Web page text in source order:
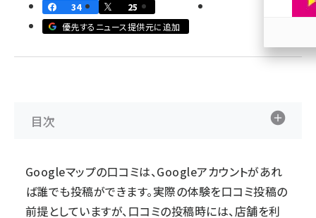
34
25
優先するニュース提供元に追加
目次
Googleマップの口コミは、Googleアカウントがあれ
ば誰でも投稿ができます。実際の体験を口コミ投稿の
前提としていますが、口コミの投稿時には、店舗を利
参